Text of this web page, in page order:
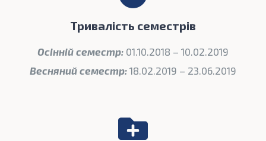
Тривалість семестрів
Осінній семестр: 01.10.2018 – 10.02.2019
Весняний семестр: 18.02.2019 – 23.06.2019